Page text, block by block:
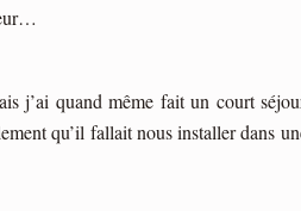
j’ai quand même fait un court
qu’il fallait nous installer dans